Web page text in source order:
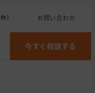
お問い合わせ
今すぐ相談する